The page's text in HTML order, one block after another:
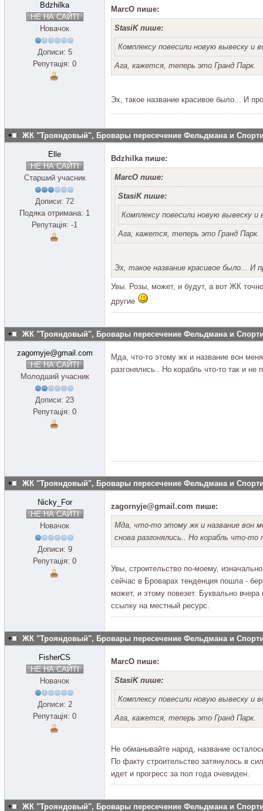
Bdzhilka
НЕ НА САЙТІ
Новачок
Дописи: 5
Репутація: 0
MarcO пише:
StasiK пише:
Комплексу повесили новую вывеску и
Ага, кажется, теперь это Гранд Парк.
Эх, такое название красивое было... И
ЖК "Трояндовый", Бровары пересечение Фельдмана и
Elle
НЕ НА САЙТІ
Старший учасник
Дописи: 72
Подяка отримана: 1
Репутація: -1
Bdzhilka пише:
MarcO пише:
StasiK пише:
Комплексу повесили новую вывеску
Ага, кажется, теперь это Гранд Парк.
Эх, такое название красивое было... И
Увы. Розы, может, и будут, а вот ЖК
другие
ЖК "Трояндовый", Бровары пересечение Фельдмана и
zagornyje@gmail.com
НЕ НА САЙТІ
Молодший учасник
Дописи: 23
Репутація: 0
Мда, что-то этому жк и название вон
разгонялись.. Но корабль что-то так и не
ЖК "Трояндовый", Бровары пересечение Фельдмана и
Nicky_For
НЕ НА САЙТІ
Новачок
Дописи: 9
Репутація: 0
zagornyje@gmail.com пише:
Мда, что-то этому жк и название вон
снова разгонялись.. Но корабль что-то
Увы, строительство по-моему,
сейчас в Броварах тенденция пошла -
может, и этому повезет. Буквально
ссылку на местный ресурс.
ЖК "Трояндовый", Бровары пересечение Фельдмана и
FisherCS
НЕ НА САЙТІ
Новачок
Дописи: 2
Репутація: 0
MarcO пише:
StasiK пише:
Комплексу повесили новую вывеску и
Ага, кажется, теперь это Гранд Парк.
Не обманывайте народ, название
По факту строительство затянулось в
идет и прогресс за пол года очевиден.
ЖК "Трояндовый", Бровары пересечение Фельдмана и